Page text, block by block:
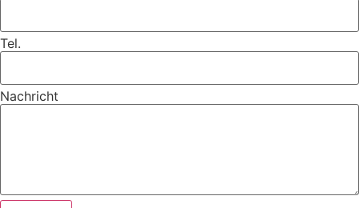
Tel.
Nachricht